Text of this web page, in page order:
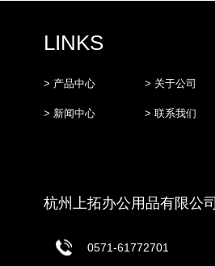
LINKS
> 产品中心 > 关于公司
> 新闻中心 > 联系我们
杭州上拓办公用品有限公司
0571-61772701